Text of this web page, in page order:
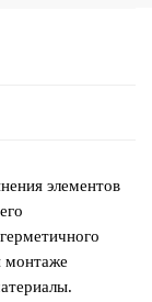
элементов
монтаже